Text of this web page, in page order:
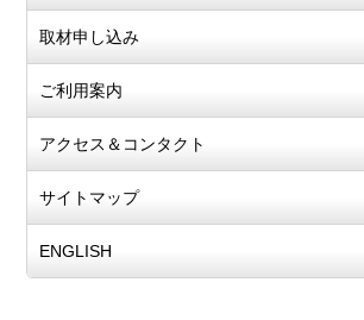
取材申し込み
ご利用案内
アクセス＆コンタクト
サイトマップ
ENGLISH